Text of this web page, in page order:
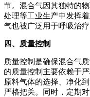
节。混合气因其独特的
处理等工业生产中发挥
气也被广泛用于呼吸治
四、质量控制
质量控制是确保混合气
的质量控制主要依赖于
原料气体的选择、净化
严格把关。同时，定期